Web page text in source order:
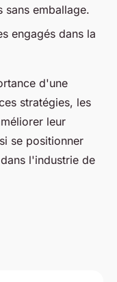
sans emballage.
engagés dans la
d'une
stratégies, les
leur
se positionner
l'industrie de